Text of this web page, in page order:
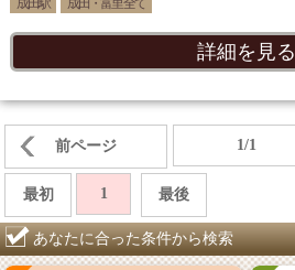
成田駅 成田・富里 全て
詳細を見る
前ページ 1/1
最初 1 最後
あなたに合った条件から検索